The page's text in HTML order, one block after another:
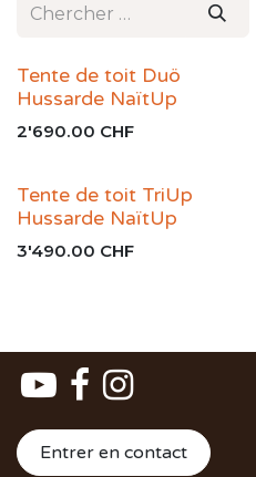
Tente de toit Duö
Hussarde NaïtUp
2'690.00 CHF
Tente de toit TriUp
Hussarde NaïtUp
3'490.00 CHF
Entrer en contact